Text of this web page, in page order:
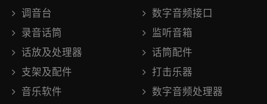
调音台
数字音频接口
录音话筒
监听音箱
话放及处理器
话筒配件
支架及配件
打击乐器
音乐软件
数字音频处理器